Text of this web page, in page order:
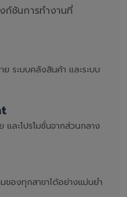
ก์ชันการทำงานที่
ย ระบบคลังสินค้า และระบบ
และโปรโมชั่นจากส่วนกลาง
ของทุกสาขาได้อย่างแม่นยำ